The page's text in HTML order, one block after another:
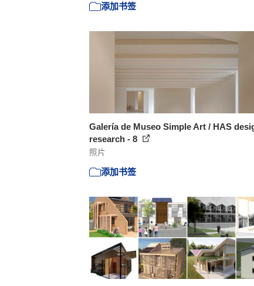
添加书签
Galería de Museo Simple Art / HAS
research - 8
照片
添加书签